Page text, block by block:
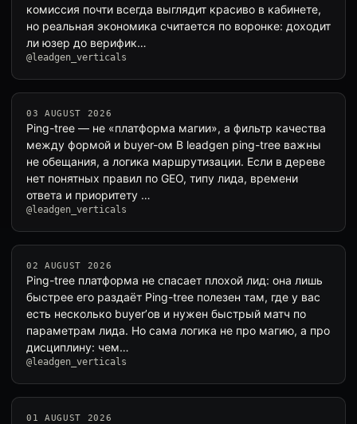
комиссия почти всегда выглядит красиво в кабинете,
но реальная экономика считается по воронке: доходит
ли юзер до верифик…
@leadgen_verticals
03 AUGUST 2026
Ping-tree — не «платформа магии», а фильтр качества
между формой и buyer-ом В leadgen ping-tree важны
не обещания, а логика маршрутизации. Если в дереве
нет понятных правил по GEO, типу лида, времени
ответа и приоритету …
@leadgen_verticals
02 AUGUST 2026
Ping-tree платформа не спасает плохой лид: она лишь
быстрее его раздаёт Ping-tree полезен там, где у вас
есть несколько buyer’ов и нужен быстрый матч по
параметрам лида. Но сама логика не про магию, а про
дисциплину: чем…
@leadgen_verticals
01 AUGUST 2026